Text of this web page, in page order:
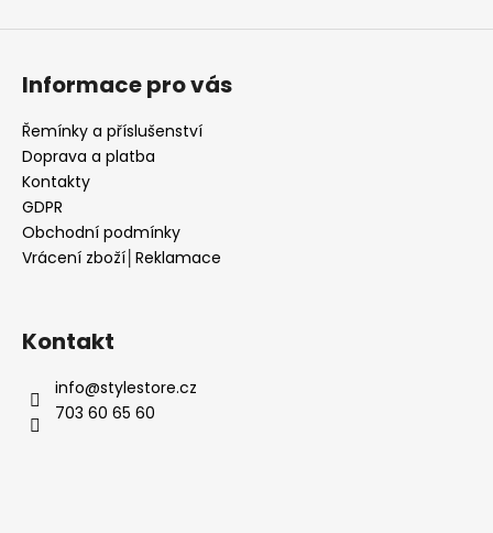
Informace pro vás
Řemínky a příslušenství
Doprava a platba
Kontakty
GDPR
Obchodní podmínky
Vrácení zboží│Reklamace
Kontakt
info@stylestore.cz
703 60 65 60